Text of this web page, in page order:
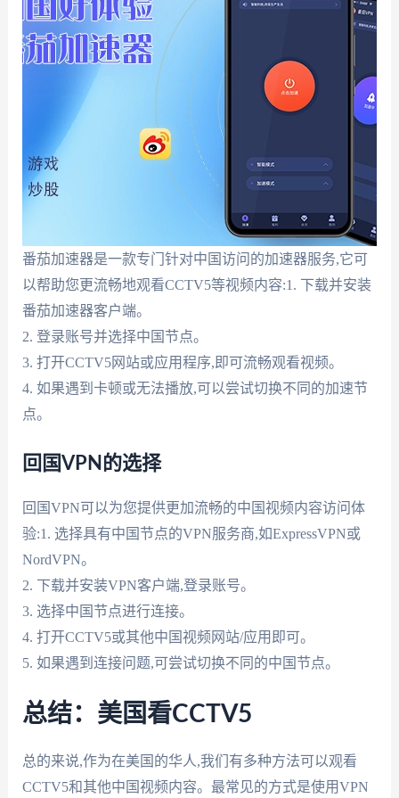
番茄加速器是一款专门针对中国访问的加速器服务,它可
以帮助您更流畅地观看CCTV5等视频内容:1. 下载并安装
番茄加速器客户端。
2. 登录账号并选择中国节点。
3. 打开CCTV5网站或应用程序,即可流畅观看视频。
4. 如果遇到卡顿或无法播放,可以尝试切换不同的加速节
点。
回国VPN的选择
回国VPN可以为您提供更加流畅的中国视频内容访问体
验:1. 选择具有中国节点的VPN服务商,如ExpressVPN或
NordVPN。
2. 下载并安装VPN客户端,登录账号。
3. 选择中国节点进行连接。
4. 打开CCTV5或其他中国视频网站/应用即可。
5. 如果遇到连接问题,可尝试切换不同的中国节点。
总结：美国看CCTV5
总的来说,作为在美国的华人,我们有多种方法可以观看
CCTV5和其他中国视频内容。最常见的方式是使用VPN